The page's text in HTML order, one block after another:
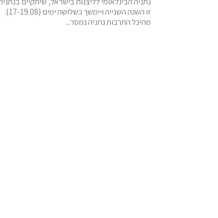
זו השנה השנייה ויימשך כשלושה ימים (17-19.08).
מהיכל התרבות נתניה נמסר...